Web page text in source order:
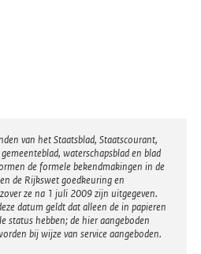
van het Staatsblad, Staatscourant,
waterschapsblad en blad
de formele bekendmakingen in de
de Rijkswet goedkeuring en
ze na 1 juli 2009 zijn uitgegeven.
datum geldt dat alleen de in papieren
status hebben; de hier aangeboden
bij wijze van service aangeboden.